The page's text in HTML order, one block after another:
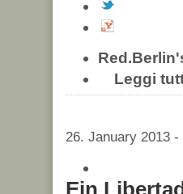
Leggi
26. January 2013